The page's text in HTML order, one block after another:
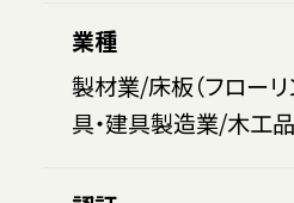
業種
製材業/床板（フロー
具・建具製造業/木工